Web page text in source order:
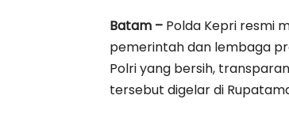
Batam – Polda Kepri resmi
pemerintah dan lembaga
Polri yang bersih,
tersebut digelar di